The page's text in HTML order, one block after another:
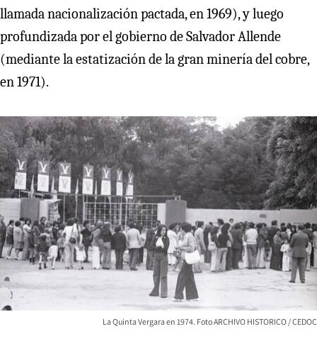
llamada nacionalización pactada, en 1969), y luego
profundizada por el gobierno de Salvador Allende
(mediante la estatización de la gran minería del cobre,
en 1971).
La Quinta Vergara en 1974. Foto ARCHIVO HISTORICO / CEDOC